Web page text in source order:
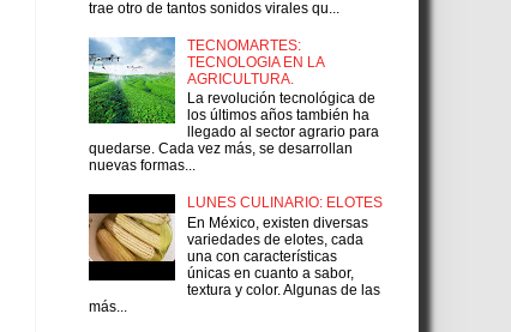
trae otro de tantos sonidos virales qu...
TECNOMARTES:
TECNOLOGIA EN LA
AGRICULTURA.
La revolución tecnológica de
los últimos años también ha
llegado al sector agrario para
quedarse. Cada vez más, se desarrollan
nuevas formas...
LUNES CULINARIO: ELOTES
En México, existen diversas
variedades de elotes, cada
una con características
únicas en cuanto a sabor,
textura y color. Algunas de las
más...